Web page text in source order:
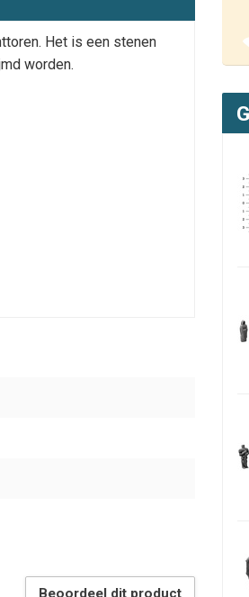
Het is een stenen
worden.
Beoordeel dit product